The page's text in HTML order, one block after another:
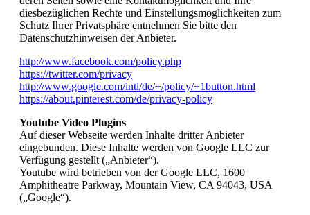
diesbezüglichen Rechte und Einstellungsmöglichkeiten zum
Schutz Ihrer Privatsphäre entnehmen Sie bitte den
Datenschutzhinweisen der Anbieter.
http://www.facebook.com/policy.php
https://twitter.com/privacy
http://www.google.com/intl/de/+/policy/+1button.html
https://about.pinterest.com/de/privacy-policy
Youtube Video Plugins
Auf dieser Webseite werden Inhalte dritter Anbieter
eingebunden. Diese Inhalte werden von Google LLC zur
Verfügung gestellt („Anbieter“).
Youtube wird betrieben von der Google LLC, 1600
Amphitheatre Parkway, Mountain View, CA 94043, USA
(„Google“).